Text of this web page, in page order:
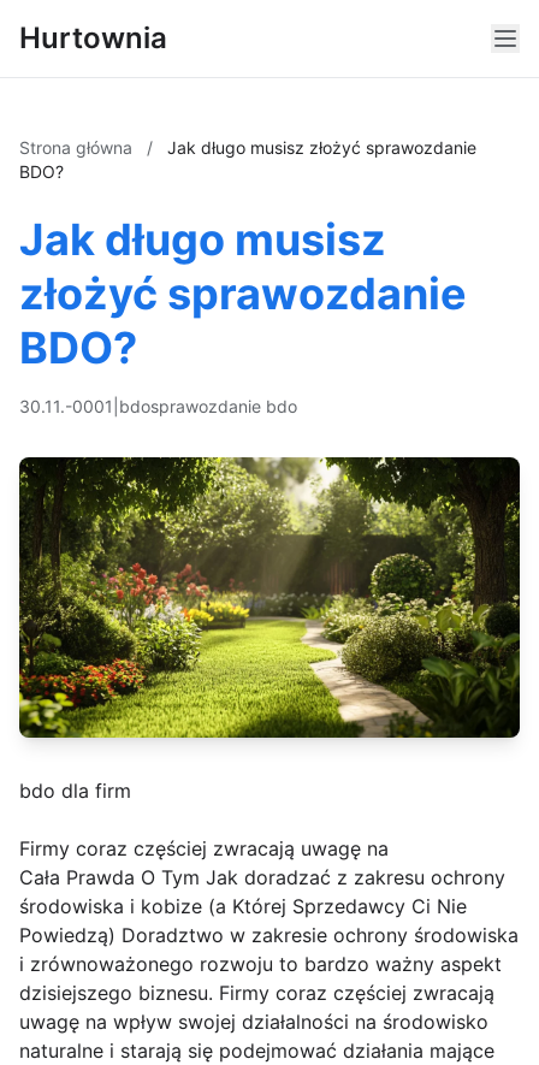
Hurtownia
Strona główna /
Jak długo musisz złożyć sprawozdanie
BDO?
Jak długo musisz
złożyć sprawozdanie
BDO?
30.11.-0001 bdosprawozdanie bdo
bdo dla firm
Firmy coraz częściej zwracają uwagę na
Cała Prawda O Tym Jak doradzać z zakresu ochrony
środowiska i kobize (a Której Sprzedawcy Ci Nie
Powiedzą) Doradztwo w zakresie ochrony środowiska
i zrównoważonego rozwoju to bardzo ważny aspekt
dzisiejszego biznesu. Firmy coraz częściej zwracają
uwagę na wpływ swojej działalności na środowisko
naturalne i starają się podejmować działania mające